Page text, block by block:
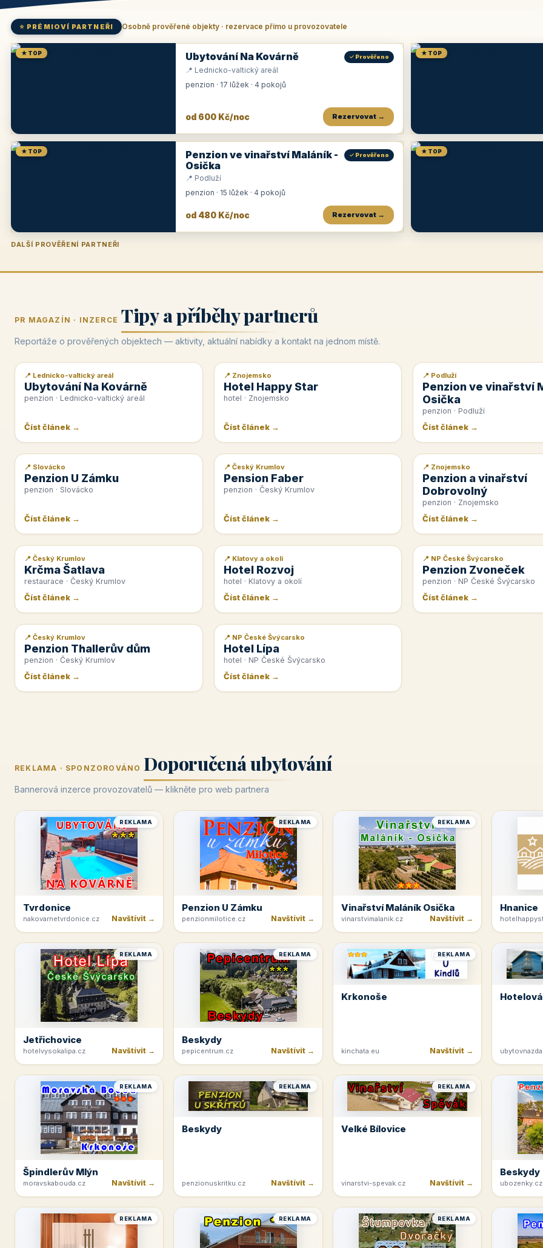
⭐ PRÉMIOVÍ PARTNEŘI Osobně prověřené objekty · rezervace přímo u provozovatele
★ TOP Ubytování Na Kovárně ✓ Prověřeno
📍 Lednicko-valtický areál
penzion · 17 lůžek · 4 pokojů
od 600 Kč/noc Rezervovat →
★ TOP
★ TOP
Penzion ve vinařství Maláník -
Osička
✓ Prověřeno
📍 Podluží
penzion · 15 lůžek · 4 pokojů
od 480 Kč/noc Rezervovat →
★ TOP
DALŠÍ PROVĚŘENÍ PARTNEŘI
Penzion U Zámku Pension Faber
PR MAGAZÍN · INZERCE Tipy a příběhy partnerů
Reportáže o prověřených objektech — aktivity, aktuální nabídky a kontakt na jednom místě.
📰 PR článek
📍 Lednicko-valtický areál
Ubytování Na Kovárně
penzion · Lednicko-valtický areál
Číst článek →
📰 PR článek
📍 Znojemsko
Hotel Happy Star
hotel · Znojemsko
Číst článek →
📰 PR článek
📍 Podluží
Penzion ve vinařství
Osička
penzion · Podluží
Číst článek →
📰 PR článek
📍 Slovácko
Penzion U Zámku
penzion · Slovácko
Číst článek →
📰 PR článek
📍 Český Krumlov
Pension Faber
penzion · Český Krumlov
Číst článek →
📰 PR článek
📍 Znojemsko
Penzion a vinařství
Dobrovolný
penzion · Znojemsko
Číst článek →
📰 PR článek
📍 Český Krumlov
Krčma Šatlava
restaurace · Český Krumlov
Číst článek →
📰 PR článek
📍 Klatovy a okolí
Hotel Rozvoj
hotel · Klatovy a okolí
Číst článek →
📰 PR článek
📍 NP České Švýcarsko
Penzion Zvoneček
penzion · NP České Švýcarsko
Číst článek →
📰 PR článek
📍 Český Krumlov
Penzion Thallerův dům
penzion · Český Krumlov
Číst článek →
📰 PR článek
📍 NP České Švýcarsko
Hotel Lípa
hotel · NP České Švýcarsko
Číst článek →
REKLAMA · SPONZOROVÁNO Doporučená ubytování
Bannerová inzerce provozovatelů — klikněte pro web partnera
REKLAMA
Tvrdonice
nakovarnetvrdonice.cz Navštívit →
REKLAMA
Penzion U Zámku
penzionmilotice.cz Navštívit →
REKLAMA
Vinařství Maláník Osička
vinarstvimalanik.cz Navštívit →
Hnanice
REKLAMA
Jetřichovice
hotelvysokalipa.cz Navštívit →
REKLAMA
Beskydy
pepicentrum.cz Navštívit →
REKLAMA
Krkonoše
kinchata.eu Navštívit →
REKLAMA
Špindlerův Mlýn
moravskabouda.cz Navštívit →
REKLAMA
Beskydy
penzionuskritku.cz Navštívit →
REKLAMA
Velké Bílovice
vinarstvi-spevak.cz Navštívit →
Beskydy
ubozenky.cz
REKLAMA REKLAMA REKLAMA